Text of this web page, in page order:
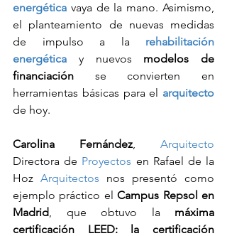
energética vaya de la mano. Asimismo,
el planteamiento de nuevas medidas
de impulso a la rehabilitación
energética y nuevos modelos de
financiación se convierten en
herramientas básicas para el arquitecto
de hoy.
Carolina Fernández, Arquitecto
Directora de Proyectos en Rafael de la
Hoz Arquitectos nos presentó como
ejemplo práctico el Campus Repsol en
Madrid, que obtuvo la máxima
certificación LEED: la certificación